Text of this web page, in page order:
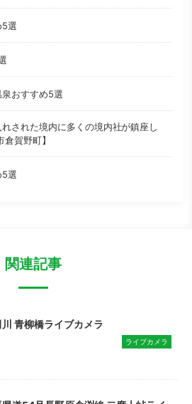
5選
おすすめ5選
された境内に多くの境内社が鎮座し
賀野町】
5選
関連記事
青柳橋ライブカメラ
ライブカメラ